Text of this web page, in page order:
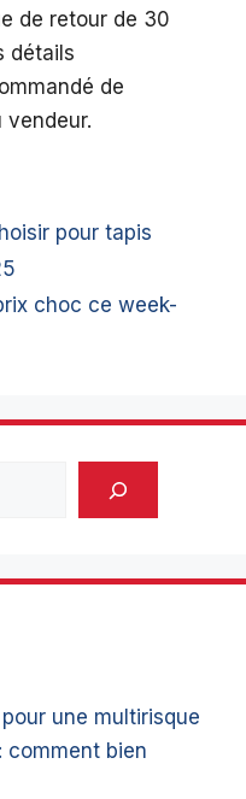
de retour de 30
détails
de
pour tapis
choc ce week-
une multirisque
comment bien